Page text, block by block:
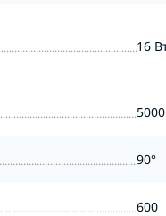
16
90°
600